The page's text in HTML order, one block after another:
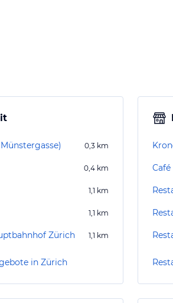
0,3 km
0,4 km
1,1 km
1,1 km
Zürich 1,1 km
in Zürich